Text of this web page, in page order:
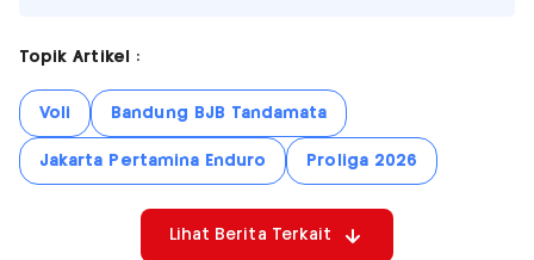
Topik Artikel :
Voli Bandung BJB Tandamata
Jakarta Pertamina Enduro Proliga 2026
Lihat Berita Terkait